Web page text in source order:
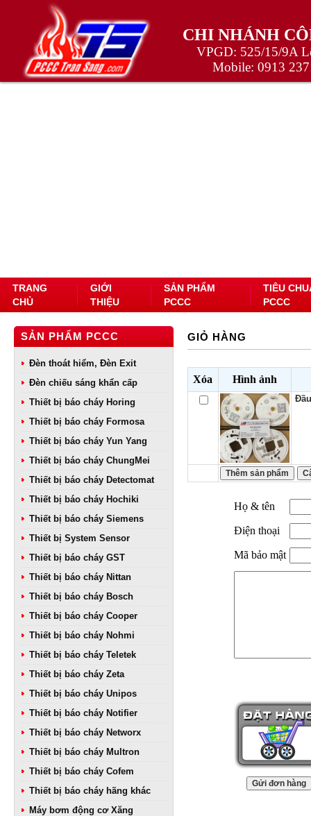
CHI NHÁNH
VPGD: 525/15/9A
Mobile: 0913
TRANG
CHỦ
GIỚI
THIỆU
SẢN PHẨM
PCCC
TIÊU
PCCC
SẢN PHẨM PCCC
Đèn thoát hiểm, Đèn Exit
Đèn chiếu sáng khẩn cấp
Thiết bị báo cháy Horing
Thiết bị báo cháy Formosa
Thiết bị báo cháy Yun Yang
Thiết bị báo cháy ChungMei
Thiết bị báo cháy Detectomat
Thiết bị báo cháy Hochiki
Thiết bị báo cháy Siemens
Thiết bị System Sensor
Thiết bị báo cháy GST
Thiết bị báo cháy Nittan
Thiết bị báo cháy Bosch
Thiết bị báo cháy Cooper
Thiết bị báo cháy Nohmi
Thiết bị báo cháy Teletek
Thiết bị báo cháy Zeta
Thiết bị báo cháy Unipos
Thiết bị báo cháy Notifier
Thiết bị báo cháy Networx
Thiết bị báo cháy Multron
Thiết bị báo cháy Cofem
Thiết bị báo cháy hãng khác
Máy bơm động cơ Xăng
GIỎ HÀNG
Xóa Hình ảnh
Họ & tên
Điện thoại
Mã bảo mật